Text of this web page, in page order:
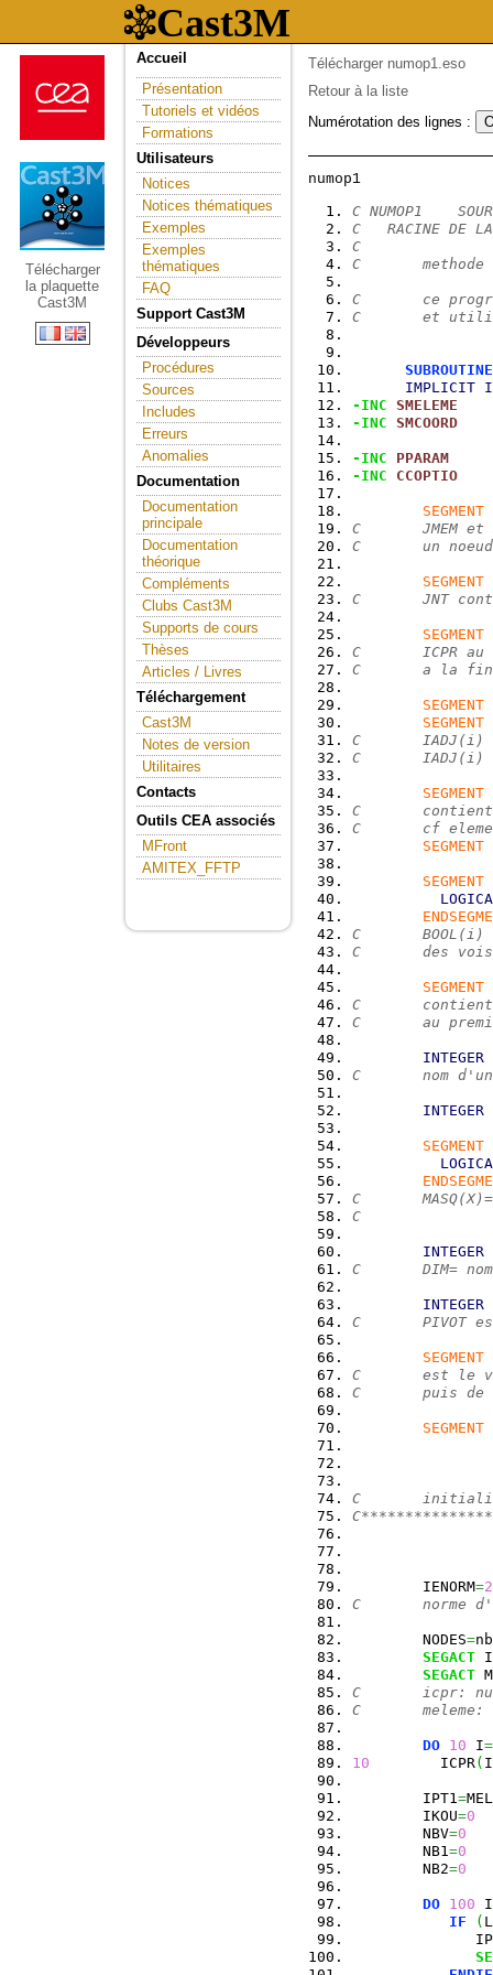
Télécharger
la plaquette
Cast3M
Accueil
Présentation
Tutoriels et vidéos
Formations
Utilisateurs
Notices
Notices thématiques
Exemples
Exemples
thématiques
FAQ
Support Cast3M
Développeurs
Procédures
Sources
Includes
Erreurs
Anomalies
Documentation
Documentation
principale
Documentation
théorique
Compléments
Clubs Cast3M
Supports de cours
Thèses
Articles / Livres
Téléchargement
Cast3M
Notes de version
Utilitaires
Contacts
Outils CEA associés
MFront
AMITEX_FFTP
Télécharger numop1.eso
Retour à la liste
Numérotation des lignes :
C NUMOP1
C   RACINE DE LA
C
C       methode
C       ce
C       et
SUBROUTINE
IMPLICIT
-INC SMELEME
-INC SMCOORD
-INC
PPARAM
-INC
CCOPTIO
SEGMENT
C       JMEM et
C       un noeud
SEGMENT
C       JNT
SEGMENT
C       ICPR au
C       a la fin
SEGMENT
SEGMENT
C       IADJ(i)
C       IADJ(i)
SEGMENT
C       contient
C       cf
SEGMENT
SEGMENT
C       BOOL(i)
C       des
SEGMENT
C       contient
C       au
INTEGER
C       nom d'un
INTEGER
SEGMENT
C
C
INTEGER
C       DIM=
INTEGER
C       PIVOT
SEGMENT
C       est le
C       puis de
SEGMENT
C
        IENORM
=
C       norme
        NODES
=
SEGACT
SEGACT
C       icpr:
C       meleme:
DO 10 I=
10
        ICPR
( I
        IPT1
=
        IKOU
=0
        NBV
=0
        NB1
=0
        NB2
=0
DO 100
IF
(